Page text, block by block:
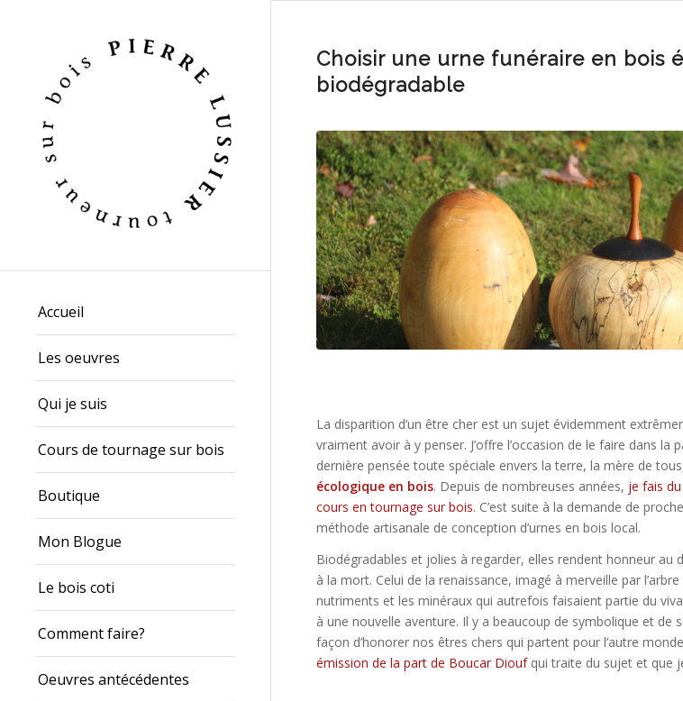
Accueil
Les oeuvres
Qui je suis
Cours de tournage sur bois
Boutique
Mon Blogue
Le bois coti
Comment faire?
Oeuvres antécédentes
Choisir une urne funéraire en bois
biodégradable
La disparition d’un être cher est un sujet évidemment
vraiment avoir à y penser. J’offre l’occasion de le faire dans la
dernière pensée toute spéciale envers la terre, la mère de
écologique en bois. Depuis de nombreuses années, je fais
cours en tournage sur bois. C’est suite à la demande de
méthode artisanale de conception d’urnes en bois local.
Biodégradables et jolies à regarder, elles rendent honneur au
à la mort. Celui de la renaissance, imagé à merveille par
nutriments et les minéraux qui autrefois faisaient partie du
à une nouvelle aventure. Il y a beaucoup de symbolique et de
façon d’honorer nos êtres chers qui partent pour l’autre
émission de la part de Boucar Dioufqui traite du sujet et que